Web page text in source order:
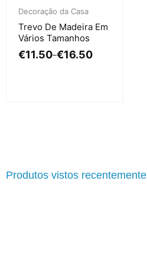
Decoração da Casa
Trevo De Madeira Em
Vários Tamanhos
€11.50–€16.50
Produtos vistos